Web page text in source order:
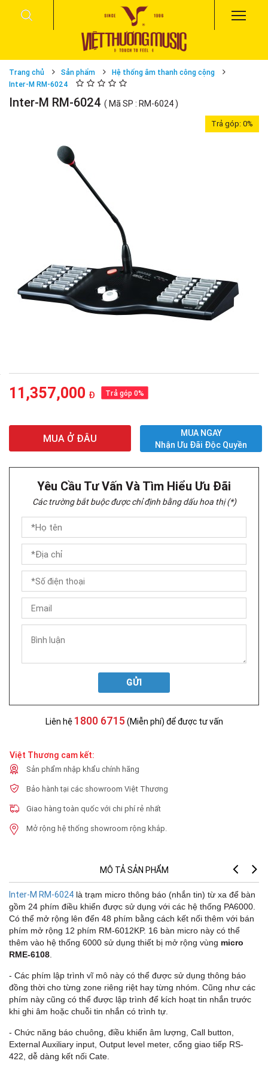
Trang chủ Sản phẩm
Hệ thống âm thanh công cộng
Inter-M RM-6024
Inter-M RM-6024 ( Mã SP : RM-6024 )
Trả góp:0%
11,357,000 Đ Trả góp 0%
MUA Ở ĐÂU
MUA NGAY
Nhận Ưu Đãi Độc Quyền
Yêu Cầu Tư Vấn Và Tìm Hiểu Ưu Đãi
Các trường bắt buộc được chỉ định bằng dấu hoa thị (*)
GỬI
Liên hệ 1800 6715 (Miễn phí) để được tư vấn
Việt Thương cam kết:
Sản phẩm nhập khẩu chính hãng
Bảo hành tại các showroom Việt Thương
Giao hàng toàn quốc với chi phí rẻ nhất
Mở rộng hệ thống showroom rộng khắp.
MÔ TẢ SẢN PHẨM
Inter-M RM-6024 là trạm micro thông báo (nhắn tin) từ xa để bàn
gồm 24 phím điều khiển được sử dụng với các hệ thống PA6000.
Có thể mở rộng lên đến 48 phím bằng cách kết nối thêm với bán
phím mở rộng 12 phím RM-6012KP. 16 bàn micro này có thể
thêm vào hệ thống 6000 sử dụng thiết bị mở rộng vùng micro
RME-6108.
- Các phím lập trình vĩ mô này có thể được sử dụng thông báo
đồng thời cho từng zone riêng riệt hay từng nhóm. Cũng như các
phím này cũng có thể được lập trình để kích hoạt tin nhắn trước
khi ghi âm hoặc chuỗi tin nhắn có trình tự.
- Chức năng báo chuông, điều khiển âm lượng, Call button,
External Auxiliary input, Output level meter, cổng giao tiếp RS-
422, dễ dàng kết nối Cate.